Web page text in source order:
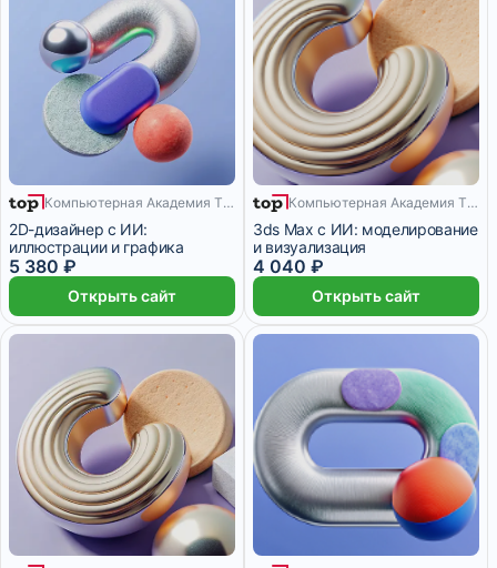
8 месяцев Компьютерная Академия TOP
2D-дизайнер с ИИ:
иллюстрации и графика
5 380 ₽
Открыть сайт
6 месяцев Компьютерная Академия TOP
3ds Max с ИИ: моделирование
и визуализация
4 040 ₽
Открыть сайт